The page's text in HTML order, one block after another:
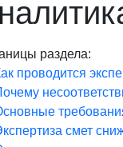
раздела:
проводится
смет